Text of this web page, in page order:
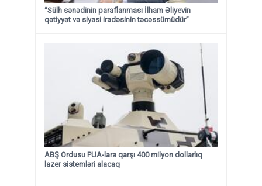
“Sülh sənədinin paraflanması İlham Əliyevin
qətiyyət və siyasi iradəsinin təcəssümüdür”
ABŞ Ordusu PUA-lara qarşı 400 milyon dollarlıq
lazer sistemləri alacaq